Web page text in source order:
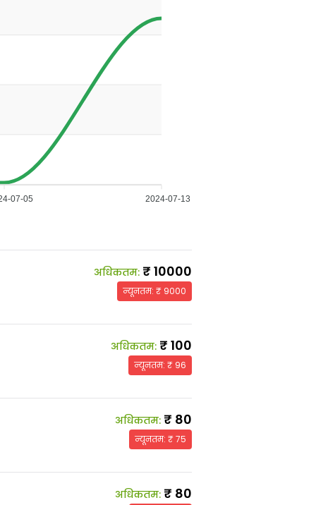
07-05 2024-07-13
अधिकतम: ₹ 10000
न्यूनतम: ₹ 9000
अधिकतम: ₹ 100
न्यूनतम: ₹ 96
अधिकतम: ₹ 80
न्यूनतम: ₹75
अधिकतम: ₹ 80